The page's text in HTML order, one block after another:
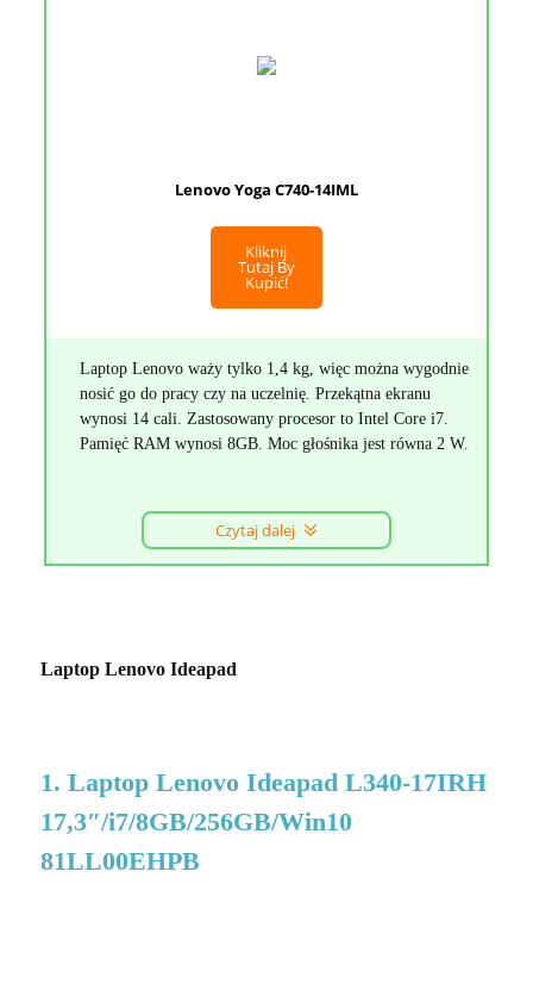
Lenovo Yoga C740-14IML
Kliknij
Tutaj By
Kupić!
Laptop Lenovo waży tylko 1,4 kg, więc można wygodnie
nosić go do pracy czy na uczelnię. Przekątna ekranu
wynosi 14 cali. Zastosowany procesor to Intel Core i7.
Pamięć RAM wynosi 8GB. Moc głośnika jest równa 2 W.
Czytaj dalej
Laptop Lenovo Ideapad
1. Laptop Lenovo Ideapad L340-17IRH
17,3″/i7/8GB/256GB/Win10
81LL00EHPB